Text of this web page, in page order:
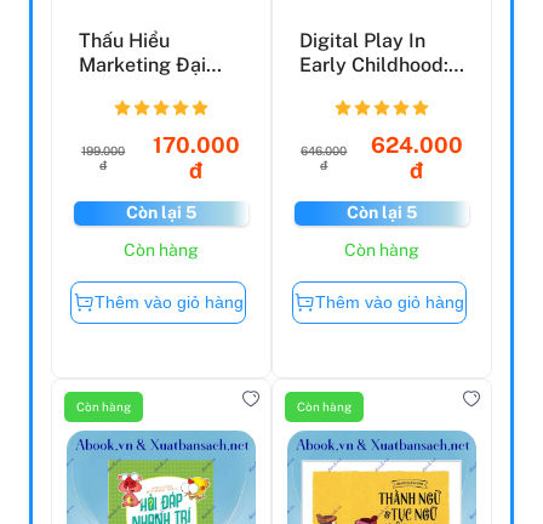
Thấu Hiểu
Marketing Đại
199.000
đ
170.000
đ
Còn lại 5
Còn hàng
Thêm vào giỏ hàng
Digital Play In
Early Childhood:
Proble...
646.000
đ
624.000
đ
Còn lại 5
Còn hàng
Thêm vào giỏ hàng
Còn hàng Còn hàng